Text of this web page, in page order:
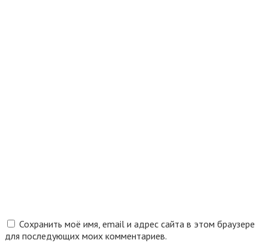
Сохранить моё имя, email и адрес сайта в этом браузере
для последующих моих комментариев.